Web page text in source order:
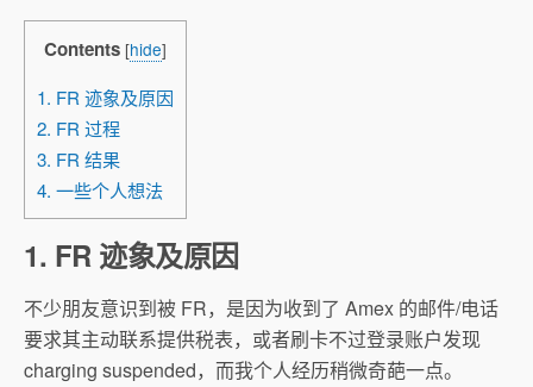
Contents [hide]
1. FR 迹象及原因
2. FR 过程
3. FR 结果
4. 一些个人想法
1. FR 迹象及原因
不少朋友意识到被 FR，是因为收到了 Amex 的邮件/电话
要求其主动联系提供税表，或者刷卡不过登录账户发现
charging suspended，而我个人经历稍微奇葩一点。